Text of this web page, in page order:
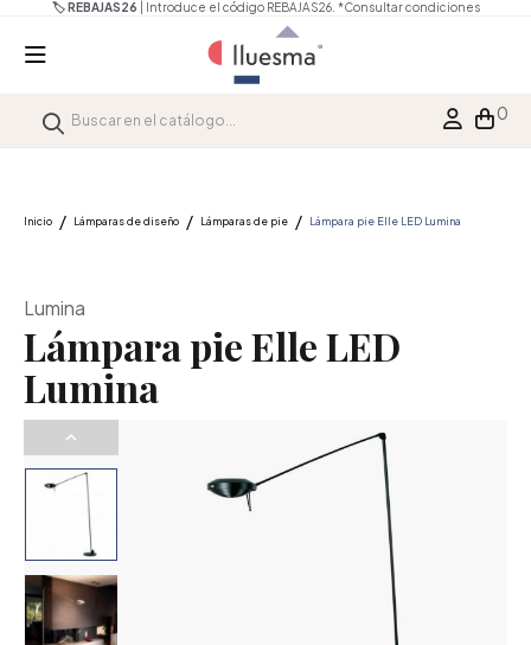
🏷️ REBAJAS26 | Introduce el código REBAJAS26. *Consultar condiciones
0
Inicio Lámparas de diseño Lámparas de pie Lámpara pie Elle LED Lumina
Lumina
Lámpara pie Elle LED
Lumina